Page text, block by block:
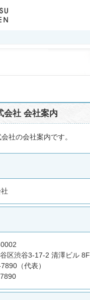
地元密着型企業
地元密着型企業
会社 会社案内
社の会社案内です。
区渋谷3-17-2 清澤ビル 8F
（代表）